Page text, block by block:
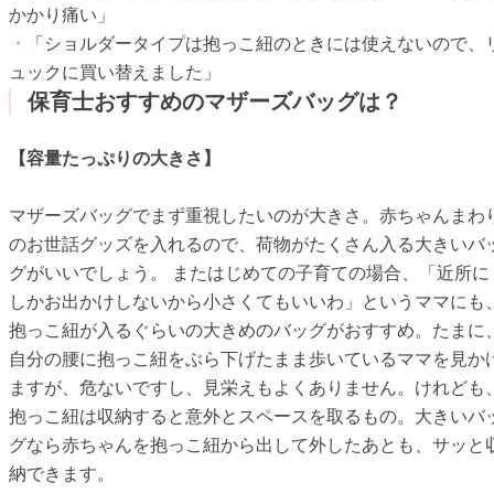
かかり痛い」
・
「ショルダータイプは抱っこ紐のときには使えないので、
ュックに買い替えました」
保育士おすすめのマザーズバッグは？
【容量たっぷりの大きさ】
マザーズバッグでまず重視したいのが大きさ。赤ちゃんまわ
のお世話グッズを入れるので、荷物がたくさん入る大きいバ
グがいいでしょう。 またはじめての子育ての場合、「近所に
しかお出かけしないから小さくてもいいわ」というママにも
抱っこ紐が入るぐらいの大きめのバッグがおすすめ。たまに
自分の腰に抱っこ紐をぶら下げたまま歩いているママを見か
ますが、危ないですし、見栄えもよくありません。けれども
抱っこ紐は収納すると意外とスペースを取るもの。大きいバ
グなら赤ちゃんを抱っこ紐から出して外したあとも、サッと
納できます。